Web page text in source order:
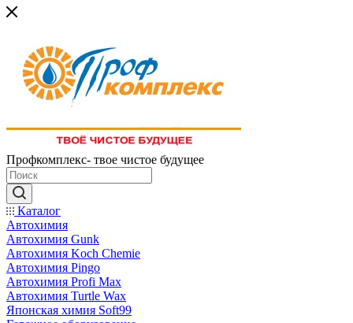
Профкомплекс- твое чистое будущее
Каталог
Автохимия
Автохимия Gunk
Автохимия Koch Chemie
Автохимия Pingo
Автохимия Profi Max
Автохимия Turtle Wax
Японская химия Soft99